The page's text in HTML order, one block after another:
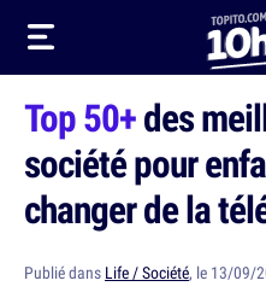
Top 50+des
société pour
changer de la
Publié dans Life / Société, le 13/09/